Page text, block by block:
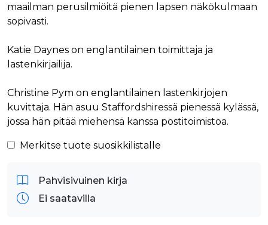
maailman perusilmiöitä pienen lapsen näkökulmaan
sopivasti.
Katie Daynes on englantilainen toimittaja ja
lastenkirjailija.
Christine Pym on englantilainen lastenkirjojen
kuvittaja. Hän asuu Staffordshiressä pienessä kylässä,
jossa hän pitää miehensä kanssa postitoimistoa.
Merkitse tuote suosikkilistalle
Pahvisivuinen kirja
Ei saatavilla